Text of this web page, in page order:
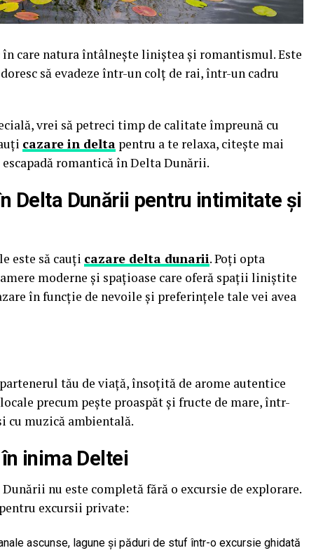
care natura întâlnește liniștea și romantismul. Este
să evadeze într-un colț de rai, într-un cadru
vrei să petreci timp de calitate împreună cu
cazare in delta pentru a te relaxa, citește mai
romantică în Delta Dunării.
Delta Dunării pentru intimitate și
este să cauți cazare delta dunarii. Poți opta
moderne și spațioase care oferă spații liniștite
în funcție de nevoile și preferințele tale vei avea
tău de viață, însoțită de arome autentice
precum pește proaspăt și fructe de mare, într-
muzică ambientală.
inima Deltei
nu este completă fără o excursie de explorare.
excursii private:
ascunse, lagune și păduri de stuf într-o excursie ghidată